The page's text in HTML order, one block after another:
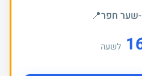
שער חפר📍
לשעה